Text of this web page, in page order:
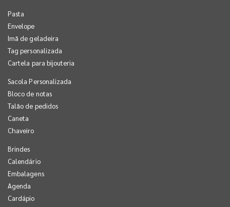
Pasta
Envelope
Imã de geladeira
Tag personalizada
Cartela para bijouteria
Sacola Personalizada
Bloco de notas
Talão de pedidos
Caneta
Chaveiro
Brindes
Calendário
Embalagens
Agenda
Cardápio